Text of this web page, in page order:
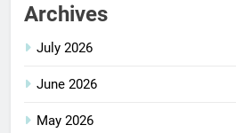
Archives
July 2026
June 2026
May 2026